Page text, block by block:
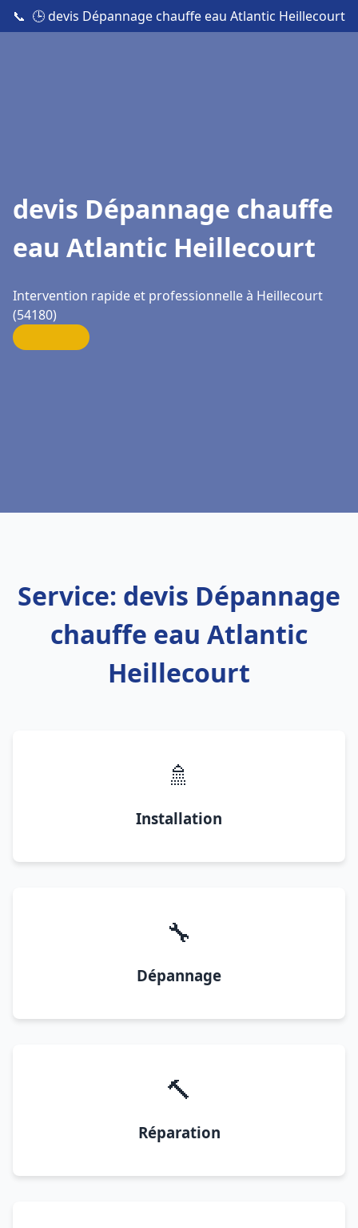
📞 🕒 devis Dépannage chauffe eau Atlantic Heillecourt
devis Dépannage chauffe
eau Atlantic Heillecourt
Intervention rapide et professionnelle à Heillecourt
(54180)
Service: devis Dépannage
chauffe eau Atlantic
Heillecourt
🚿
Installation
🔧
Dépannage
🔨
Réparation